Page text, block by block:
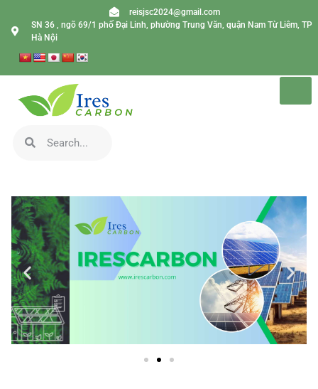
reisjsc2024@gmail.com
SN 36 , ngõ 69/1 phố Đại Linh, phường Trung Văn, quận Nam Từ Liêm, TP
Hà Nội